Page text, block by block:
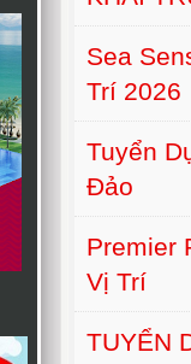
Sea
Trí 2026
Tuyển
Đảo
Premier
Vị Trí
TUYỂN